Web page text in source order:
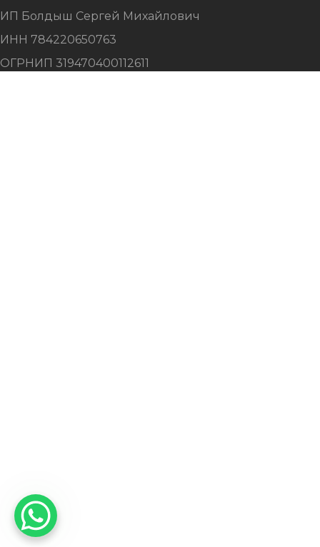
ИП Болдыш Сергей Михайлович
ИНН 784220650763
ОГРНИП 319470400112611